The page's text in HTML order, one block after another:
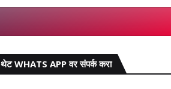
थेट WHATS APP वर संपर्क करा